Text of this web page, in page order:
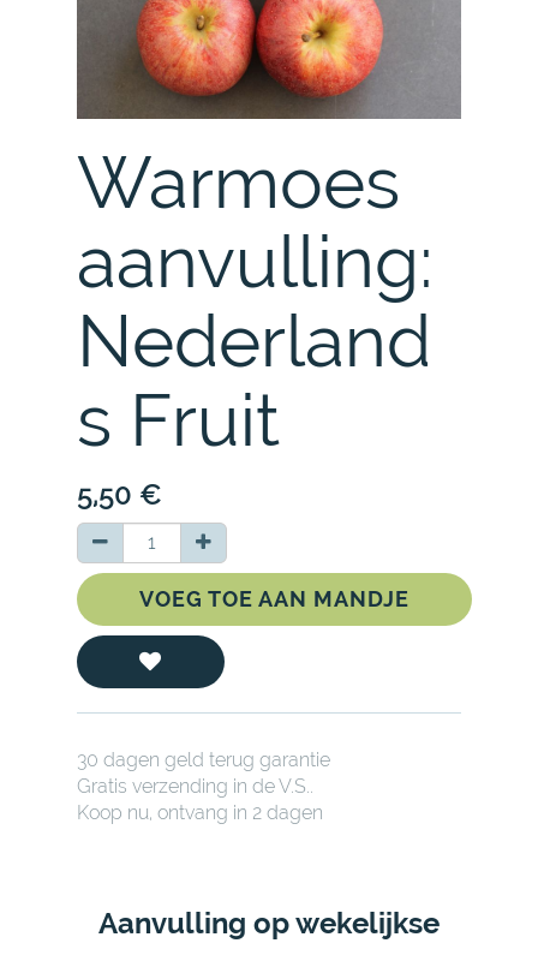
Warmoes
aanvulling:
Nederland
s Fruit
5,50 €
VOEG TOE AAN MANDJE
30 dagen geld terug garantie
Gratis verzending in de V.S..
Koop nu, ontvang in 2 dagen
Aanvulling op wekelijkse